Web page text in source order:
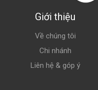
Giới thiệu
Về chúng tôi
Chi nhánh
Liên hệ & góp ý